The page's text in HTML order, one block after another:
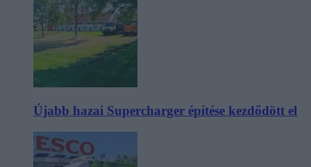
Újabb hazai Supercharger építése kezdődött el